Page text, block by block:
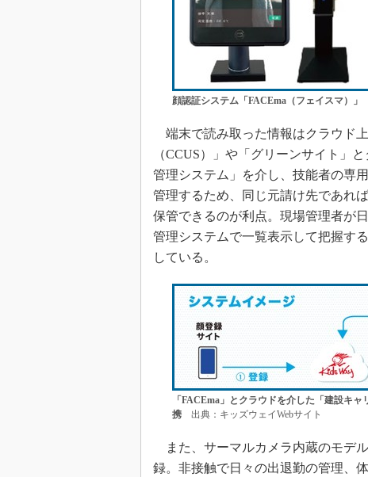
顔認証システム「FACEma（フェイスマ）」
端末で読み取った情報はクラウド
（CCUS）」や「グリーンサイト」
管理システム」を介し、技能者の専
管理するため、同じ元請け先であれ
保管できるのが利点。現場管理者が
管理システムで一覧表示して把握す
している。
「FACEma」とクラウドを介した「建設キ
携出典：キッズウェイWebサイト
また、サーマルカメラ内蔵のモデ
録。非接触で日々の出退勤の管理、